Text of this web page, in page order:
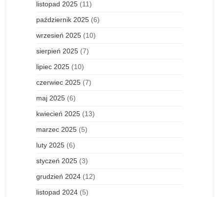
listopad 2025 (11)
październik 2025 (6)
wrzesień 2025 (10)
sierpień 2025 (7)
lipiec 2025 (10)
czerwiec 2025 (7)
maj 2025 (6)
kwiecień 2025 (13)
marzec 2025 (5)
luty 2025 (6)
styczeń 2025 (3)
grudzień 2024 (12)
listopad 2024 (5)